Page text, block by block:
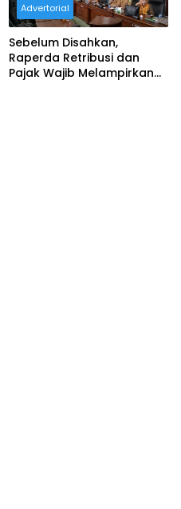
Advertorial
Sebelum Disahkan,
Raperda Retribusi dan
Pajak Wajib Melampirkan